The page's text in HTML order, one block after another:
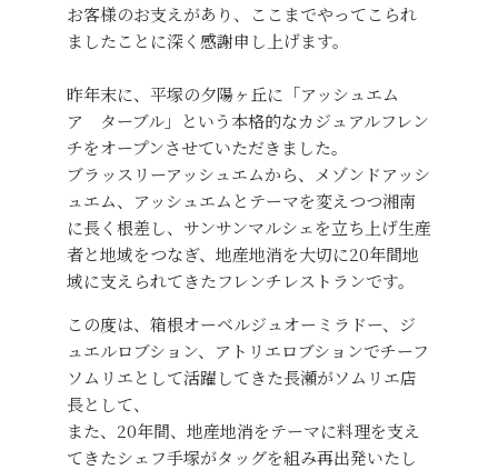
お客様のお支えがあり、ここまでやってこられ
ましたことに深く感謝申し上げます。
昨年末に、平塚の夕陽ヶ丘に「アッシュエム
ア ターブル」という本格的なカジュアルフレン
チをオープンさせていただきました。
ブラッスリーアッシュエムから、メゾンドアッシ
ュエム、アッシュエムとテーマを変えつつ湘南
に長く根差し、サンサンマルシェを立ち上げ生産
者と地域をつなぎ、地産地消を大切に20年間地
域に支えられてきたフレンチレストランです。
この度は、箱根オーベルジュオーミラドー、ジ
ュエルロブション、アトリエロブションでチーフ
ソムリエとして活躍してきた長瀬がソムリエ店
長として、
また、20年間、地産地消をテーマに料理を支え
てきたシェフ手塚がタッグを組み再出発いたし